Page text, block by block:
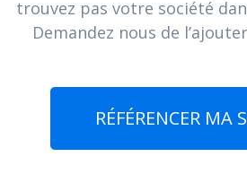
trouvez pas votre société
Demandez nous de
RÉFÉRENCER MA